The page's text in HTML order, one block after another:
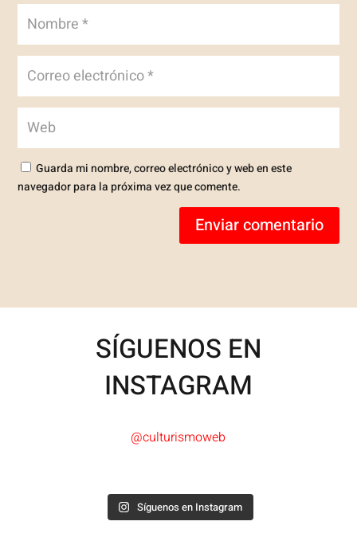
Guarda mi nombre, correo electrónico y web en este
navegador para la próxima vez que comente.
Enviar comentario
SÍGUENOS EN
INSTAGRAM
@culturismoweb
Síguenos en Instagram